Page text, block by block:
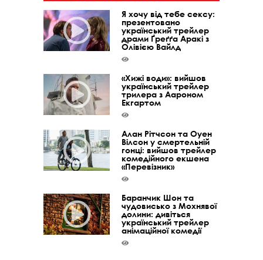
Я хочу від тебе сексу:
презентовано
український трейлер
драми Ґреґґа Аракі з
Олівією Вайлд
«Хижі води»: вийшов
український трейлер
трилера з Аароном
Екгартом
Алан Рітчсон та Оуен
Вілсон у смертельній
гонці: вийшов трейлер
комедійного екшена
«Перевізник»
Баранчик Шон та
чудовисько з Мохнявої
долини: дивіться
український трейлер
анімаційної комедії